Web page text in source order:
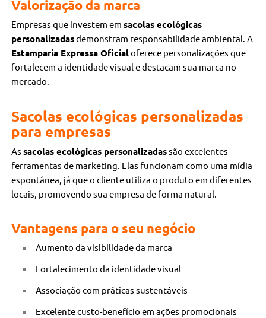
Valorização da marca
Empresas que investem emsacolas ecológicas
personalizadasdemonstram responsabilidade ambiental. A
Estamparia Expressa Oficialoferece personalizações que
fortalecem a identidade visual e destacam sua marca no
mercado.
Sacolas ecológicas personalizadas
para empresas
Assacolas ecológicas personalizadassão excelentes
ferramentas de marketing. Elas funcionam como uma mídia
espontânea, já que o cliente utiliza o produto em diferentes
locais, promovendo sua empresa de forma natural.
Vantagens para o seu negócio
Aumento da visibilidade da marca
Fortalecimento da identidade visual
Associação com práticas sustentáveis
Excelente custo-benefício em ações promocionais